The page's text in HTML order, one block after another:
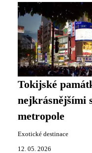
Tokijské
nejkrásnějšími
metropole
Exotické destinace
12. 05. 2026